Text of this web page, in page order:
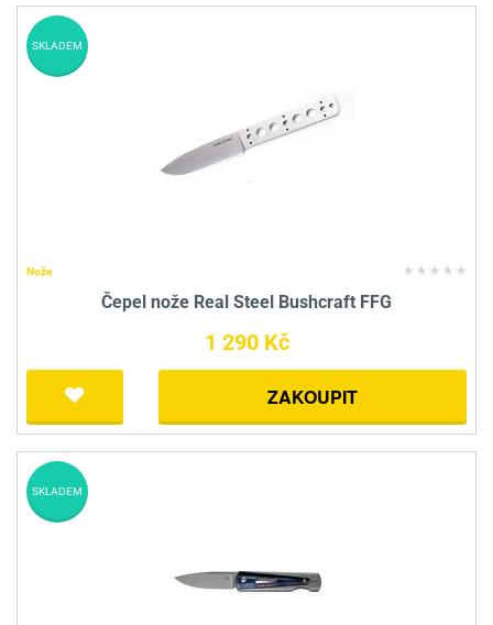
Nože
Čepel nože Real Steel Bushcraft FFG
1 290 Kč
ZAKOUPIT
SKLADEM
SKLADEM